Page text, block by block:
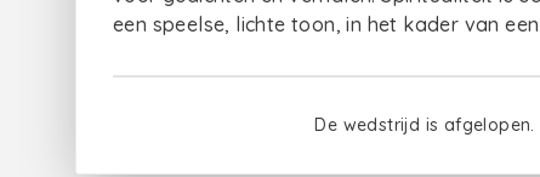
een speelse, lichte toon, in het kader van
De wedstrijd is